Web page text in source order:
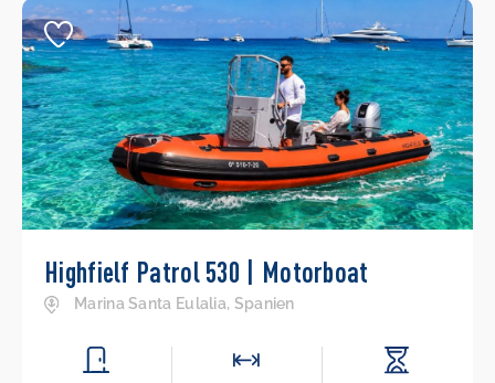
Highfielf Patrol 530 | Motorboat
Marina Santa Eulalia, Spanien